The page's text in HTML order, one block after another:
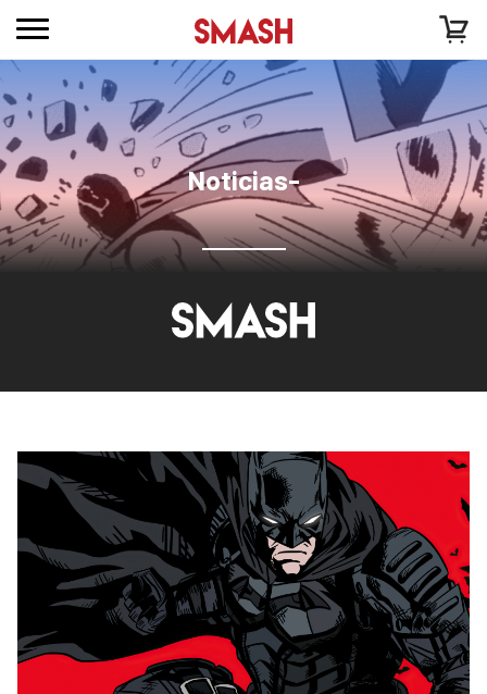
Noticias-